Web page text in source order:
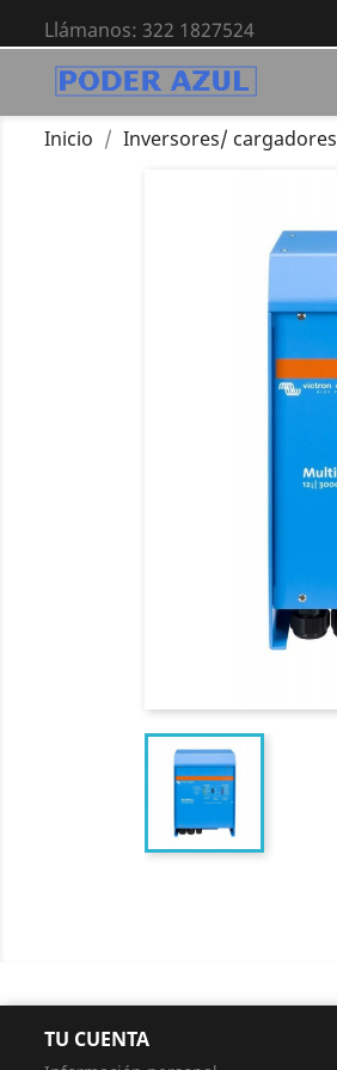
Llámanos: 322 1827524
Inicio Inversores/ cargadores
TU CUENTA